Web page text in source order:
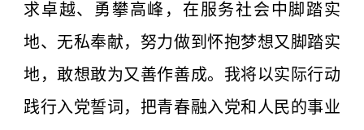
求卓越、勇攀高峰，在服务社会中脚踏实
地、无私奉献，努力做到怀抱梦想又脚踏实
地，敢想敢为又善作善成。我将以实际行动
践行入党誓词，把青春融入党和人民的事业